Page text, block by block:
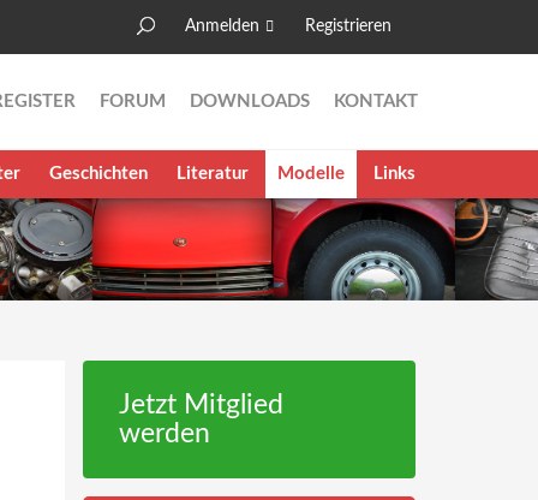
Anmelden Registrieren
Suche
Geschichten Literatur Modelle Links
FORUM DOWNLOADS KONTAKT
Jetzt Mitglied
werden